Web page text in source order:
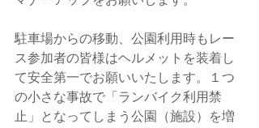
駐車場からの移動、公園利用時もレー
ス参加者の皆様はヘルメットを装着し
て安全第一でお願いいたします。１つ
の小さな事故で「ランバイク利用禁
止」となってしまう公園（施設）を増